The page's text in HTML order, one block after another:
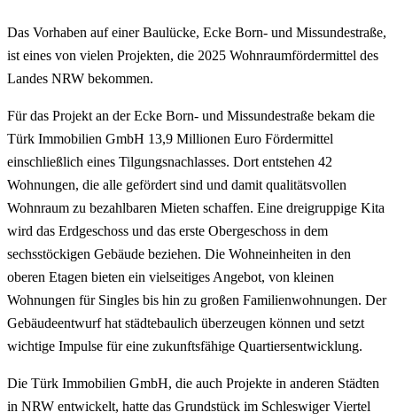
Das Vorhaben auf einer Baulücke, Ecke Born- und Missundestraße,
ist eines von vielen Projekten, die 2025 Wohnraumfördermittel des
Landes NRW bekommen.
Für das Projekt an der Ecke Born- und Missundestraße bekam die
Türk Immobilien GmbH 13,9 Millionen Euro Fördermittel
einschließlich eines Tilgungsnachlasses. Dort entstehen 42
Wohnungen, die alle gefördert sind und damit qualitätsvollen
Wohnraum zu bezahlbaren Mieten schaffen. Eine dreigruppige Kita
wird das Erdgeschoss und das erste Obergeschoss in dem
sechsstöckigen Gebäude beziehen. Die Wohneinheiten in den
oberen Etagen bieten ein vielseitiges Angebot, von kleinen
Wohnungen für Singles bis hin zu großen Familienwohnungen. Der
Gebäudeentwurf hat städtebaulich überzeugen können und setzt
wichtige Impulse für eine zukunftsfähige Quartiersentwicklung.
Die Türk Immobilien GmbH, die auch Projekte in anderen Städten
in NRW entwickelt, hatte das Grundstück im Schleswiger Viertel